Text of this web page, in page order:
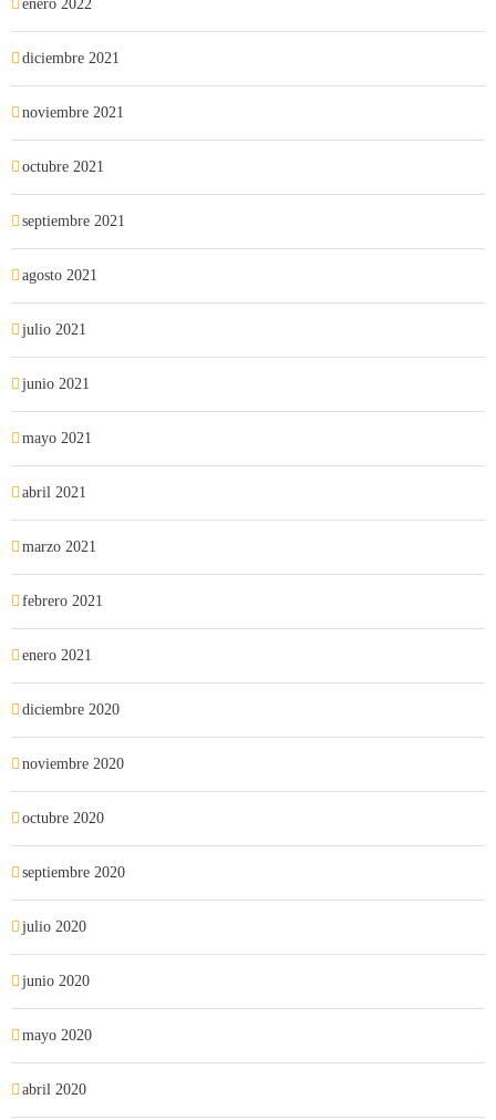
enero 2022
diciembre 2021
noviembre 2021
octubre 2021
septiembre 2021
agosto 2021
julio 2021
junio 2021
mayo 2021
abril 2021
marzo 2021
febrero 2021
enero 2021
diciembre 2020
noviembre 2020
octubre 2020
septiembre 2020
julio 2020
junio 2020
mayo 2020
abril 2020